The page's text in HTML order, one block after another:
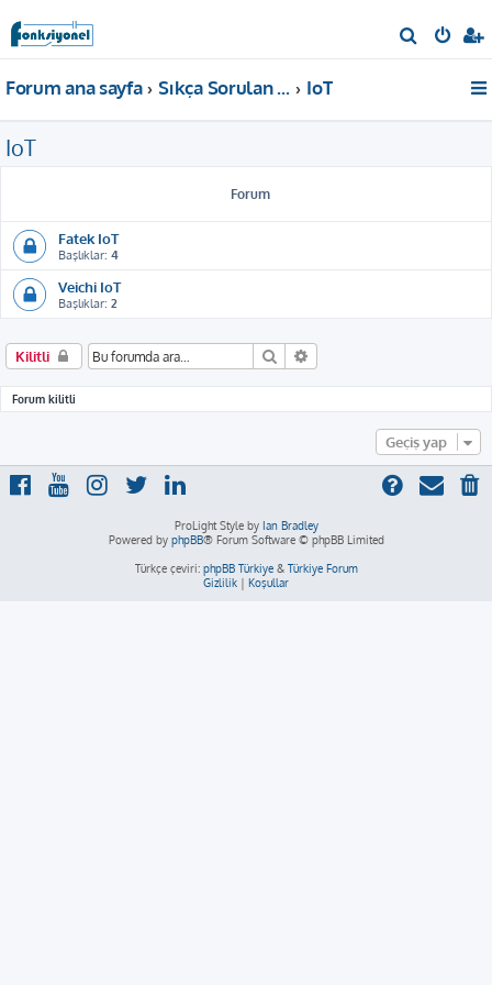
r
Forum ana sayfa Sıkça Sorulan Sorular IoT
IoT
Forum
Fatek IoT
Başlıklar: 4
Veichi IoT
Başlıklar: 2
Kilitli Ara
Forum kilitli
Geçiş yap
ProLight Style by Ian Bradley
Powered by phpBB® Forum Software © phpBB Limited
Türkçe çeviri: phpBB Türkiye& Türkiye Forum
Gizlilik | Koşullar